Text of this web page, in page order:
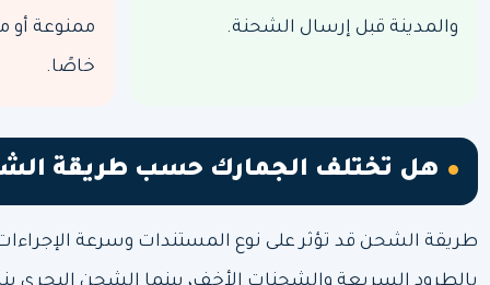
والمدينة قبل إرسال الشحنة.
ممنوعة أو
خاصًا.
هل تختلف الجمارك حسب طريقة
طريقة الشحن قد تؤثر على نوع المستندات وسرعة